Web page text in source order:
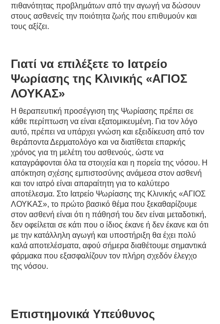
πιθανότητας προβλημάτων από την αγωγή να δώσουν
στους ασθενείς την ποιότητα ζωής που επιθυμούν και
τους αξίζει.
Γιατί να επιλέξετε το Ιατρείο
Ψωρίασης της Κλινικής «ΑΓΙΟΣ
ΛΟΥΚΑΣ»
Η θεραπευτική προσέγγιση της Ψωρίασης πρέπει σε
κάθε περίπτωση να είναι εξατομικευμένη. Για τον λόγο
αυτό, πρέπει να υπάρχει γνώση και εξειδίκευση από τον
θεράποντα Δερματολόγο και να διατίθεται επαρκής
χρόνος για τη μελέτη του ασθενούς, ώστε να
καταγράφονται όλα τα στοιχεία και η πορεία της νόσου. Η
απόκτηση σχέσης εμπιστοσύνης ανάμεσα στον ασθενή
και τον ιατρό είναι απαραίτητη για το καλύτερο
αποτέλεσμα. Στο Ιατρείο Ψωρίασης της Κλινικής «ΑΓΙΟΣ
ΛΟΥΚΑΣ», το πρώτο βασικό θέμα που ξεκαθαρίζουμε
στον ασθενή είναι ότι η πάθησή του δεν είναι μεταδοτική,
δεν οφείλεται σε κάτι που ο ίδιος έκανε ή δεν έκανε και ότι
με την κατάλληλη αγωγή και υποστήριξη θα έχει πολύ
καλά αποτελέσματα, αφού σήμερα διαθέτουμε σημαντικά
φάρμακα που εξασφαλίζουν τον πλήρη σχεδόν έλεγχο
της νόσου.
Επιστημονικά Υπεύθυνος